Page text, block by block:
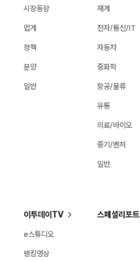
시장동향
업계
정책
분양
일반
재계
전자/통신/IT
자동차
중화학
항공/물류
유통
의료/바이오
중기/벤처
일반
이투데이TV
e스튜디오
랭킹영상
스페셜리포트